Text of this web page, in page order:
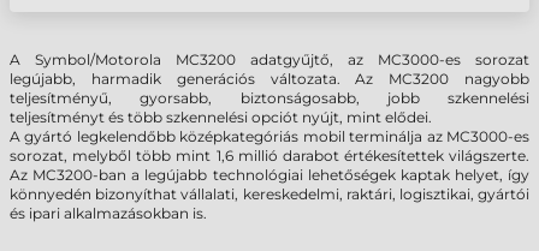
A Symbol/Motorola MC3200 adatgyűjtő, az MC3000-es sorozat
legújabb, harmadik generációs változata. Az MC3200 nagyobb
teljesítményű, gyorsabb, biztonságosabb, jobb szkennelési
teljesítményt és több szkennelési opciót nyújt, mint elődei.
A gyártó legkelendőbb középkategóriás mobil terminálja az MC3000-es
sorozat, melyből több mint 1,6 millió darabot értékesítettek világszerte.
Az MC3200-ban a legújabb technológiai lehetőségek kaptak helyet, így
könnyedén bizonyíthat vállalati, kereskedelmi, raktári, logisztikai, gyártói
és ipari alkalmazásokban is.